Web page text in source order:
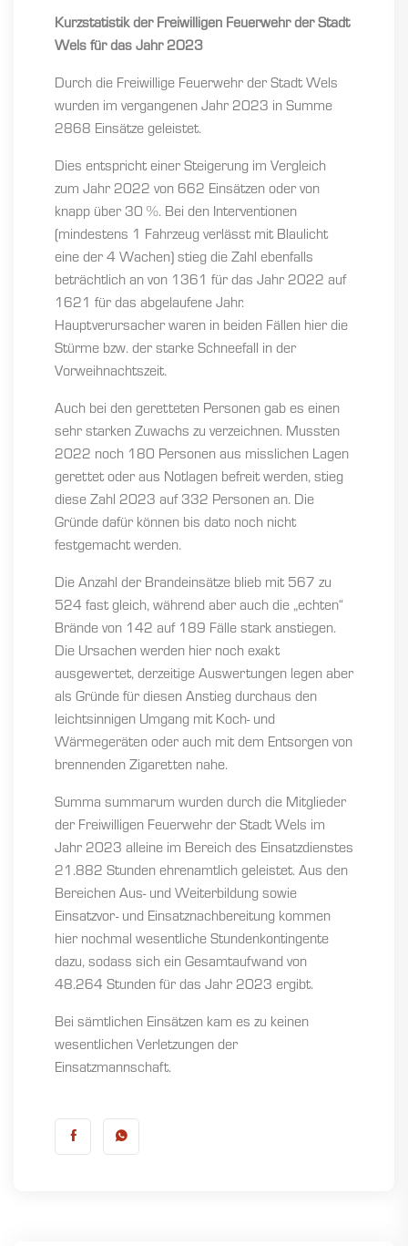
Kurzstatistik der Freiwilligen Feuerwehr der Stadt
Wels für das Jahr 2023
Durch die Freiwillige Feuerwehr der Stadt Wels
wurden im vergangenen Jahr 2023 in Summe
2868 Einsätze geleistet.
Dies entspricht einer Steigerung im Vergleich
zum Jahr 2022 von 662 Einsätzen oder von
knapp über 30 %. Bei den Interventionen
(mindestens 1 Fahrzeug verlässt mit Blaulicht
eine der 4 Wachen) stieg die Zahl ebenfalls
beträchtlich an von 1361 für das Jahr 2022 auf
1621 für das abgelaufene Jahr.
Hauptverursacher waren in beiden Fällen hier die
Stürme bzw. der starke Schneefall in der
Vorweihnachtszeit.
Auch bei den geretteten Personen gab es einen
sehr starken Zuwachs zu verzeichnen. Mussten
2022 noch 180 Personen aus misslichen Lagen
gerettet oder aus Notlagen befreit werden, stieg
diese Zahl 2023 auf 332 Personen an. Die
Gründe dafür können bis dato noch nicht
festgemacht werden.
Die Anzahl der Brandeinsätze blieb mit 567 zu
524 fast gleich, während aber auch die „echten“
Brände von 142 auf 189 Fälle stark anstiegen.
Die Ursachen werden hier noch exakt
ausgewertet, derzeitige Auswertungen legen aber
als Gründe für diesen Anstieg durchaus den
leichtsinnigen Umgang mit Koch- und
Wärmegeräten oder auch mit dem Entsorgen von
brennenden Zigaretten nahe.
Summa summarum wurden durch die Mitglieder
der Freiwilligen Feuerwehr der Stadt Wels im
Jahr 2023 alleine im Bereich des Einsatzdienstes
21.882 Stunden ehrenamtlich geleistet. Aus den
Bereichen Aus- und Weiterbildung sowie
Einsatzvor- und Einsatznachbereitung kommen
hier nochmal wesentliche Stundenkontingente
dazu, sodass sich ein Gesamtaufwand von
48.264 Stunden für das Jahr 2023 ergibt.
Bei sämtlichen Einsätzen kam es zu keinen
wesentlichen Verletzungen der
Einsatzmannschaft.